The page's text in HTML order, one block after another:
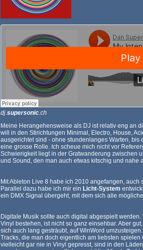
dj.supersonic.ch
Meine Herangehensweise als DJ ist relativ eng an
will in den Stirichtungen Minimal, Electro, House,
ausgerichtet sind - ohne stundenlanges Warten,
eine grosse Rolle. Ich scheue mich nicht vor
Schwierigkeit liegt in der Gratwanderung zwischen
und Sound, den man auch etwas kitschig und
Mit Ableton Live 8 habe ich 2010 angefangen, auch
Parallel dazu habe ich mir ein Licht-System
ein DMX Signal übergeht, mit dem sich alle
Digitale Musik sollte auch digital abgespielt
Vinyl bestehen, ist nicht so ganz einsehbar. Aber
sich auch lang gesträubt, auf WinWord
Tracks, die man doch eigentlich am liebsten
vielleicht gar nie in Vinyl gepresst, sind in den